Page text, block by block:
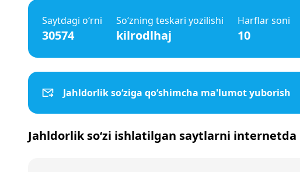
Saytdagi o‘rni
30574
So‘zning teskari yozilishi
kilrodlhaj
Harflar soni
10
Jahldorlik so‘ziga qo‘shimcha ma'lumot yuborish
Jahldorlik so‘zi ishlatilgan saytlarni